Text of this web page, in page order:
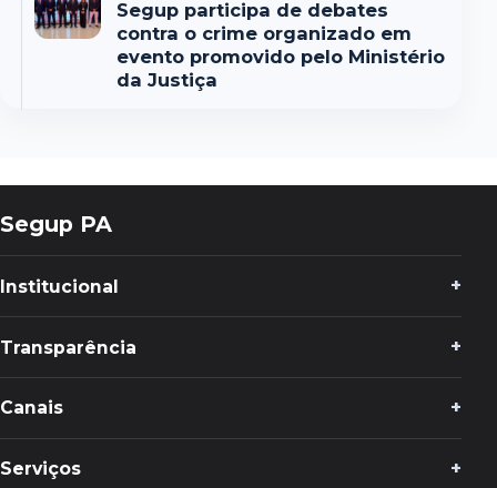
Segup participa de debates
contra o crime organizado em
evento promovido pelo Ministério
da Justiça
Segup PA
Institucional
Transparência
Canais
Serviços